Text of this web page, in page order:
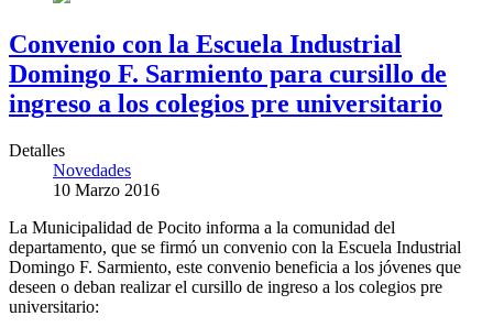
Convenio con la Escuela Industrial
Domingo F. Sarmiento para cursillo de
ingreso a los colegios pre universitario
Detalles
Novedades
10 Marzo 2016
La Municipalidad de Pocito informa a la comunidad del
departamento, que se firmó un convenio con la Escuela Industrial
Domingo F. Sarmiento, este convenio beneficia a los jóvenes que
deseen o deban realizar el cursillo de ingreso a los colegios pre
universitario: